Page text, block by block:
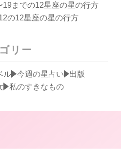
19までの12星座の星の行方
の12星座の星の行方
リー
ル 今週の星占い
出版
私のすきなもの